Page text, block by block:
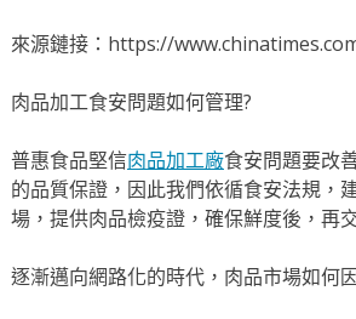
來源鏈接：https://
肉品加工食安問題如何管理?
普惠食品堅信肉品加工廠食安問題要改
的品質保證，因此我們依循食安法規，
場，提供肉品檢疫證，確保鮮度後，再
逐漸邁向網路化的時代，肉品市場如何